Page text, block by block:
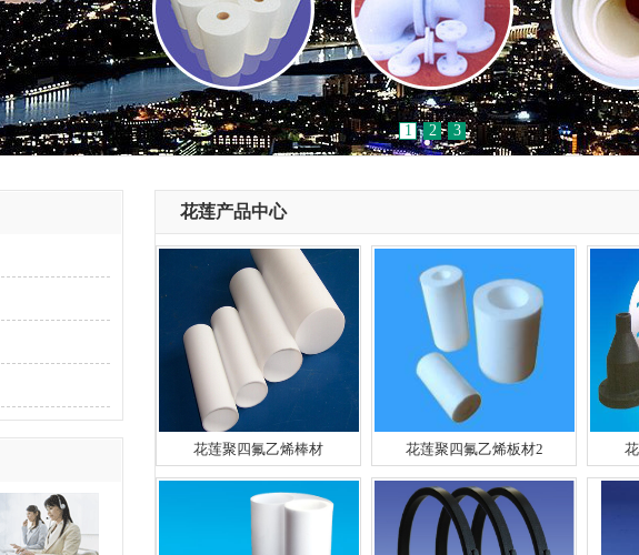
1 2 3
花莲产品中心
花莲聚四氟乙烯棒材 花莲聚四氟乙烯板材2